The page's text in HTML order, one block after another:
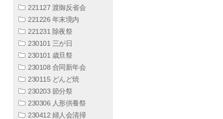
221127 渡御反省会
221226 年末境内
221231 除夜祭
230101 三が日
230101 歳旦祭
230108 合同新年会
230115 どんど焼
230203 節分祭
230306 人形供養祭
230412 婦人会清掃